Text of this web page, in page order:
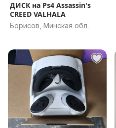
ДИСК на Ps4 Assassin's
CREED VALHALA
Борисов, Минская обл.